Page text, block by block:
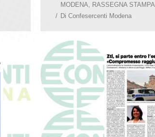
MODENA
RASSEGNA STAMPA
Di Confesercenti Modena